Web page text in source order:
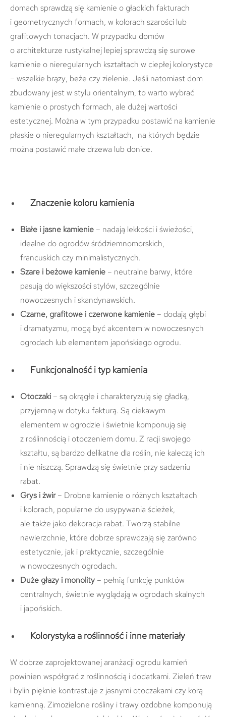
domach sprawdzą się kamienie o gładkich fakturach
i geometrycznych formach, w kolorach szarości lub
grafitowych tonacjach. W przypadku domów
o architekturze rustykalnej lepiej sprawdzą się surowe
kamienie o nieregularnych kształtach w ciepłej kolorystyce
– wszelkie brązy, beże czy zielenie. Jeśli natomiast dom
zbudowany jest w stylu orientalnym, to warto wybrać
kamienie o prostych formach, ale dużej wartości
estetycznej. Można w tym przypadku postawić na kamienie
płaskie o nieregularnych kształtach, na których będzie
można postawić małe drzewa lub donice.
Znaczenie koloru kamienia
Białe i jasne kamienie – nadają lekkości i świeżości,
idealne do ogrodów śródziemnomorskich,
francuskich czy minimalistycznych.
Szare i beżowe kamienie – neutralne barwy, które
pasują do większości stylów, szczególnie
nowoczesnych i skandynawskich.
Czarne, grafitowe i czerwone kamienie – dodają głębi
i dramatyzmu, mogą być akcentem w nowoczesnych
ogrodach lub elementem japońskiego ogrodu.
Funkcjonalność i typ kamienia
Otoczaki – są okrągłe i charakteryzują się gładką,
przyjemną w dotyku fakturą. Są ciekawym
elementem w ogrodzie i świetnie komponują się
z roślinnością i otoczeniem domu. Z racji swojego
kształtu, są bardzo delikatne dla roślin, nie kaleczą ich
i nie niszczą. Sprawdzą się świetnie przy sadzeniu
rabat.
Grys i żwir – Drobne kamienie o różnych kształtach
i kolorach, popularne do usypywania ścieżek,
ale także jako dekoracja rabat. Tworzą stabilne
nawierzchnie, które dobrze sprawdzają się zarówno
estetycznie, jak i praktycznie, szczególnie
w nowoczesnych ogrodach.
Duże głazy i monolity – pełnią funkcję punktów
centralnych, świetnie wyglądają w ogrodach skalnych
i japońskich.
Kolorystyka a roślinność i inne materiały
W dobrze zaprojektowanej aranżacji ogrodu kamień
powinien współgrać z roślinnością i dodatkami. Zieleń traw
i bylin pięknie kontrastuje z jasnymi otoczakami czy korą
kamienną. Zimozielone rośliny i trawy ozdobne komponują